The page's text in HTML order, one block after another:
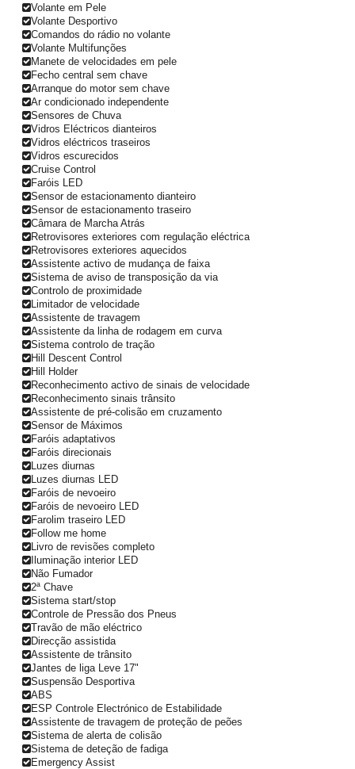
Volante em Pele
Volante Desportivo
Comandos do rádio no volante
Volante Multifunções
Manete de velocidades em pele
Fecho central sem chave
Arranque do motor sem chave
Ar condicionado independente
Sensores de Chuva
Vidros Eléctricos dianteiros
Vidros eléctricos traseiros
Vidros escurecidos
Cruise Control
Faróis LED
Sensor de estacionamento dianteiro
Sensor de estacionamento traseiro
Câmara de Marcha Atrás
Retrovisores exteriores com regulação eléctrica
Retrovisores exteriores aquecidos
Assistente activo de mudança de faixa
Sistema de aviso de transposição da via
Controlo de proximidade
Limitador de velocidade
Assistente de travagem
Assistente da linha de rodagem em curva
Sistema controlo de tração
Hill Descent Control
Hill Holder
Reconhecimento activo de sinais de velocidade
Reconhecimento sinais trânsito
Assistente de pré-colisão em cruzamento
Sensor de Máximos
Faróis adaptativos
Faróis direcionais
Luzes diurnas
Luzes diurnas LED
Faróis de nevoeiro
Faróis de nevoeiro LED
Farolim traseiro LED
Follow me home
Livro de revisões completo
Iluminação interior LED
Não Fumador
2ª Chave
Sistema start/stop
Controle de Pressão dos Pneus
Travão de mão eléctrico
Direcção assistida
Assistente de trânsito
Jantes de liga Leve 17"
Suspensão Desportiva
ABS
ESP Controle Electrónico de Estabilidade
Assistente de travagem de proteção de peões
Sistema de alerta de colisão
Sistema de deteção de fadiga
Emergency Assist